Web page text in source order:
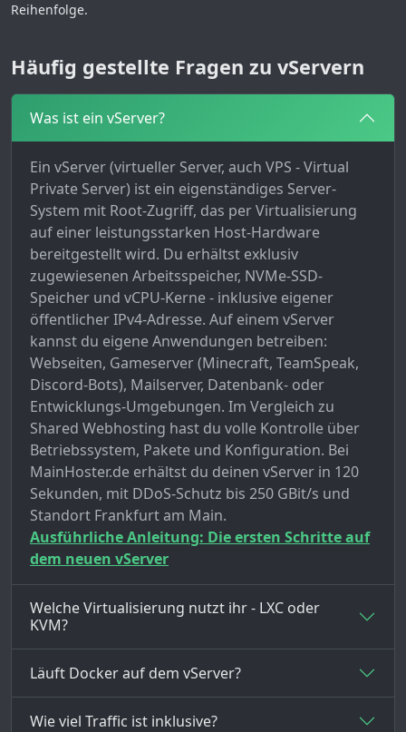
Reihenfolge.
Häufig gestellte Fragen zu vServern
Was ist ein vServer?
Ein vServer (virtueller Server, auch VPS - Virtual
Private Server) ist ein eigenständiges Server-
System mit Root-Zugriff, das per Virtualisierung
auf einer leistungsstarken Host-Hardware
bereitgestellt wird. Du erhältst exklusiv
zugewiesenen Arbeitsspeicher, NVMe-SSD-
Speicher und vCPU-Kerne - inklusive eigener
öffentlicher IPv4-Adresse. Auf einem vServer
kannst du eigene Anwendungen betreiben:
Webseiten, Gameserver (Minecraft, TeamSpeak,
Discord-Bots), Mailserver, Datenbank- oder
Entwicklungs-Umgebungen. Im Vergleich zu
Shared Webhosting hast du volle Kontrolle über
Betriebssystem, Pakete und Konfiguration. Bei
MainHoster.de erhältst du deinen vServer in 120
Sekunden, mit DDoS-Schutz bis 250 GBit/s und
Standort Frankfurt am Main.
Ausführliche Anleitung: Die ersten Schritte auf
dem neuen vServer
Welche Virtualisierung nutzt ihr - LXC oder
KVM?
Läuft Docker auf dem vServer?
Wie viel Traffic ist inklusive?